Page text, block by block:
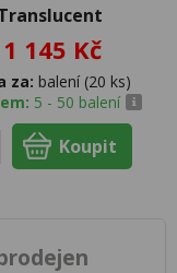
1 145 Kč
za: balení (20 ks)
5 - 50 balení